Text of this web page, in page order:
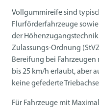
Vollgummireife sind
Flurförderfahrzeuge
der
Zulassungs-Ordnung
Bereifung bei
bis 25 km/h erlaubt, aber
keine gefederte
Für Fahrzeuge mit